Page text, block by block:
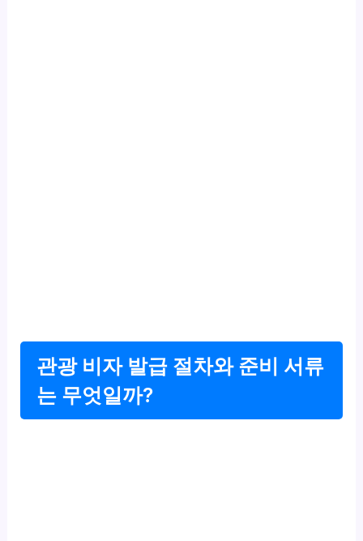
관광 비자 발급 절차와 준비 서류
는 무엇일까?